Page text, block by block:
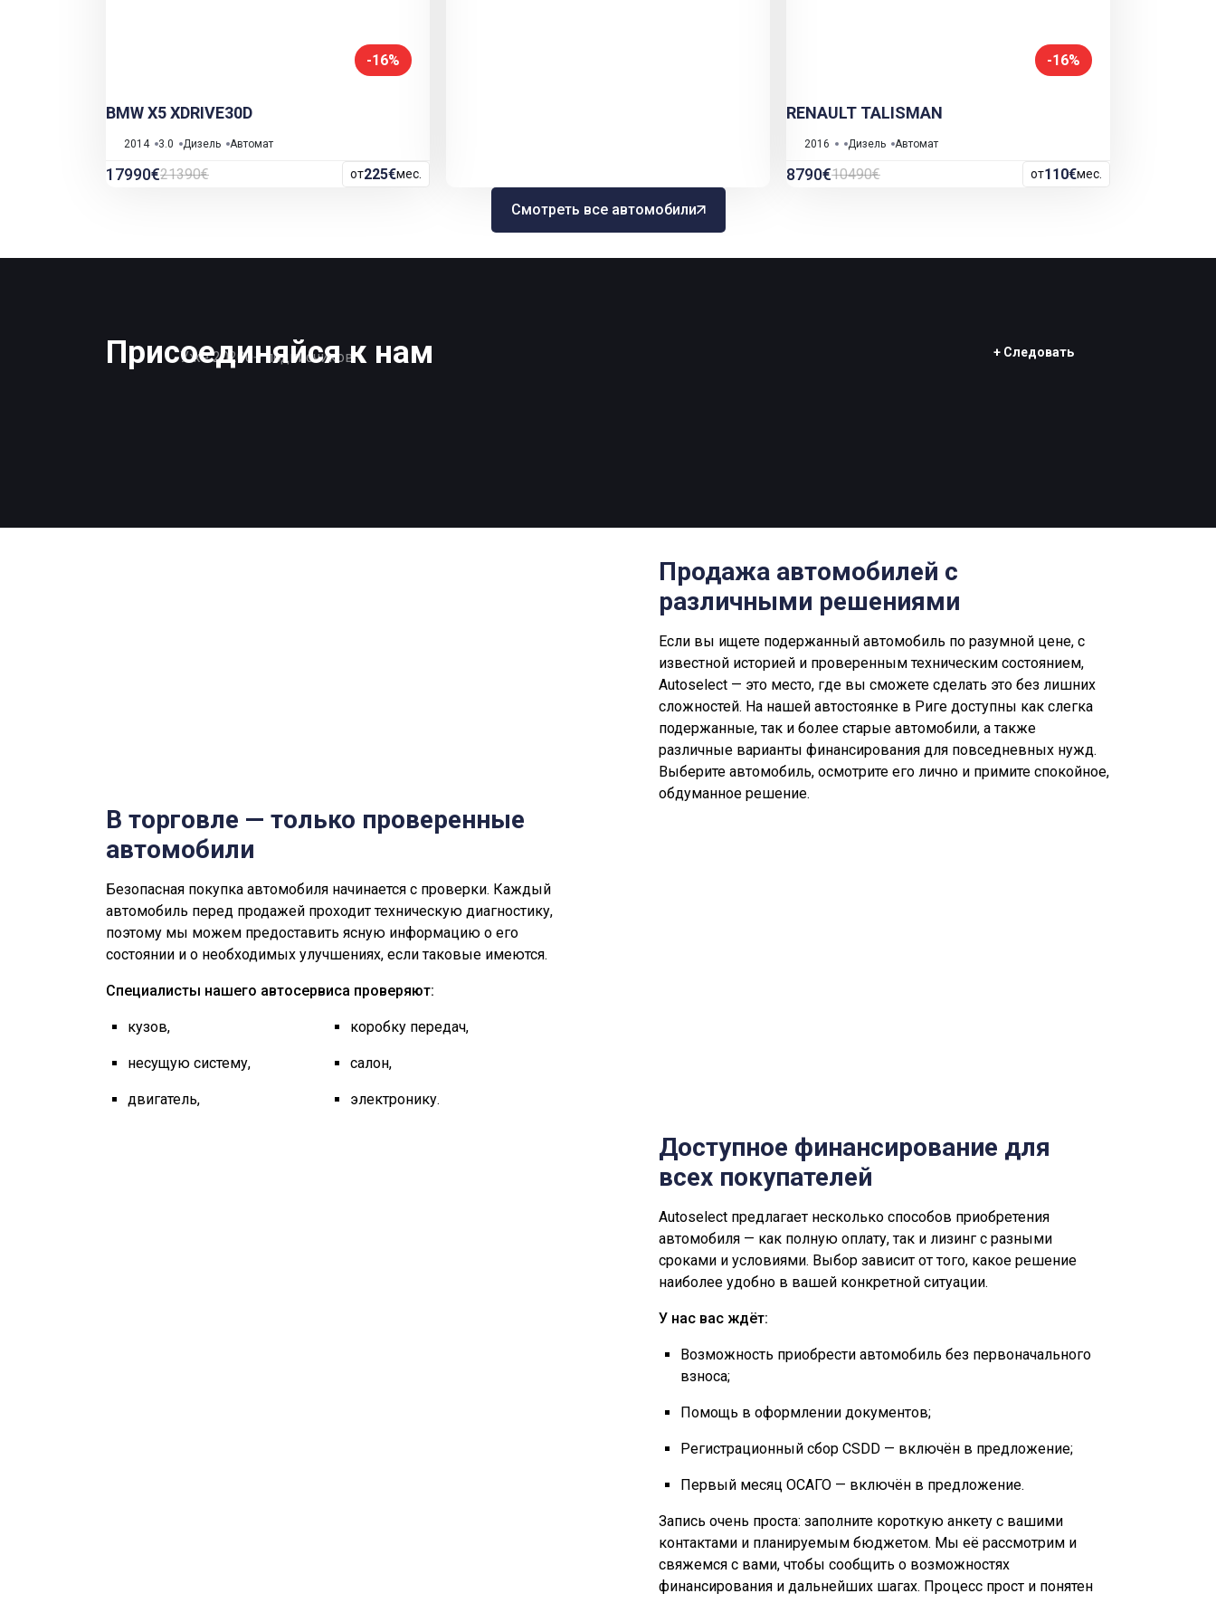
-16%
BMW X5 XDRIVE30D
2014 3.0 Дизель Автомат
17990€21390€ от225€мес.
-16%
RENAULT TALISMAN
2016 Дизель Автомат
8790€10490€ от110€мес.
Смотреть все автомобили
Присоединяйся к нам + Следовать
Уже 20200+ подписчиков
Продажа автомобилей с
различными решениями
Если вы ищете подержанный автомобиль по разумной цене, с
известной историей и проверенным техническим состоянием,
Autoselect — это место, где вы сможете сделать это без лишних
сложностей. На нашей автостоянке в Риге доступны как слегка
подержанные, так и более старые автомобили, а также
различные варианты финансирования для повседневных нужд.
Выберите автомобиль, осмотрите его лично и примите спокойное,
обдуманное решение.
В торговле — только проверенные
автомобили
Безопасная покупка автомобиля начинается с проверки. Каждый
автомобиль перед продажей проходит техническую диагностику,
поэтому мы можем предоставить ясную информацию о его
состоянии и о необходимых улучшениях, если таковые имеются.
Специалисты нашего автосервиса проверяют:
кузов,
несущую систему,
двигатель,
коробку передач,
салон,
электронику.
Доступное финансирование для
всех покупателей
Autoselect предлагает несколько способов приобретения
автомобиля — как полную оплату, так и лизинг с разными
сроками и условиями. Выбор зависит от того, какое решение
наиболее удобно в вашей конкретной ситуации.
У нас вас ждёт:
Возможность приобрести автомобиль без первоначального
взноса;
Помощь в оформлении документов;
Регистрационный сбор CSDD — включён в предложение;
Первый месяц ОСАГО — включён в предложение.
Запись очень проста: заполните короткую анкету с вашими
контактами и планируемым бюджетом. Мы её рассмотрим и
свяжемся с вами, чтобы сообщить о возможностях
финансирования и дальнейших шагах. Процесс прост и понятен